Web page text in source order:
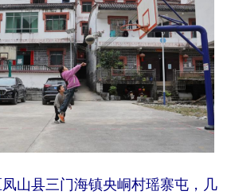
蒙古 黑龙江
Français عربى
日本語
山县三门海镇央峒村瑶寨屯，几